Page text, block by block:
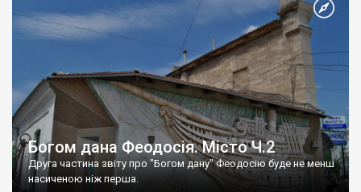
Богом дана Феодосія. Місто Ч.2
Друга частина звіту про "Богом дану" Феодосію буде не менш
насиченою ніж перша.